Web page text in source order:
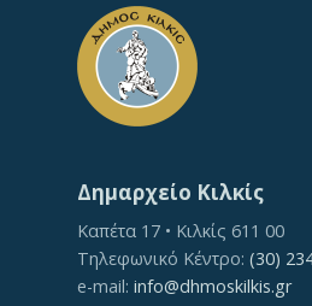
Δημαρχείο Κιλκίς
Καπέτα 17 • Κιλκίς 611 00
Τηλεφωνικό Κέντρο: (30)
e-mail: info@dhmoskilkis.gr